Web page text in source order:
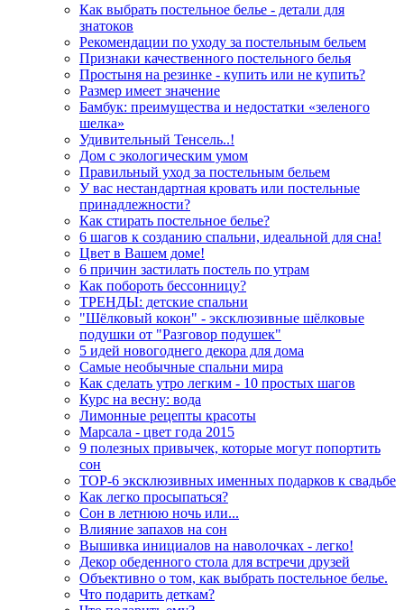
Как выбрать постельное белье - детали для
знатоков
Рекомендации по уходу за постельным бельем
Признаки качественного постельного белья
Простыня на резинке - купить или не купить?
Размер имеет значение
Бамбук: преимущества и недостатки «зеленого
шелка»
Удивительный Тенсель..!
Дом с экологическим умом
Правильный уход за постельным бельем
У вас нестандартная кровать или постельные
принадлежности?
Как стирать постельное белье?
6 шагов к созданию спальни, идеальной для сна!
Цвет в Вашем доме!
6 причин застилать постель по утрам
Как побороть бессонницу?
ТРЕНДЫ: детские спальни
"Шёлковый кокон" - эксклюзивные шёлковые
подушки от "Разговор подушек"
5 идей новогоднего декора для дома
Самые необычные спальни мира
Как сделать утро легким - 10 простых шагов
Курс на весну: вода
Лимонные рецепты красоты
Марсала - цвет года 2015
9 полезных привычек, которые могут попортить
сон
TOP-6 эксклюзивных именных подарков к свадьбе
Как легко просыпаться?
Сон в летнюю ночь или...
Влияние запахов на сон
Вышивка инициалов на наволочках - легко!
Декор обеденного стола для встречи друзей
Объективно о том, как выбрать постельное белье.
Что подарить деткам?